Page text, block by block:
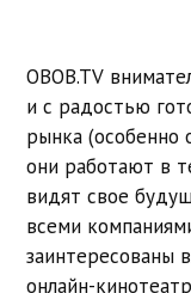
OBOB.TV
и с радостью
рынка (особенно
они работают в
видят свое
всеми
заинтересованы
онлайн-